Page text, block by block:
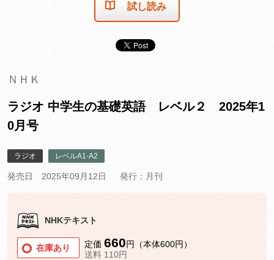
試し読み
ＮＨＫ
ラジオ 中学生の基礎英語 レベル２ 2025年1
0月号
ラジオ レベルA1-A2
発売日 2025年09月12日 発行：月刊
NHKテキスト
在庫あり 定価 660円（本体600円）
送料 110円